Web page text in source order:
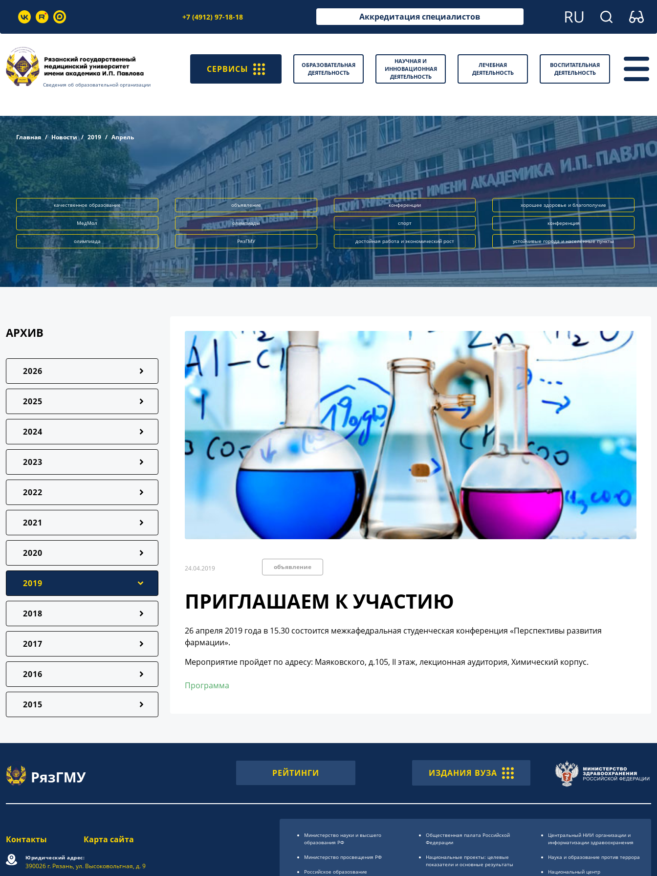
+7 (4912) 97-18-18 Аккредитация специалистов
Сведения об образовательной организации
СЕРВИСЫ
ОБРАЗОВАТЕЛЬНАЯ
ДЕЯТЕЛЬНОСТЬ
НАУЧНАЯ И
ИННОВАЦИОННАЯ
ДЕЯТЕЛЬНОСТЬ
ЛЕЧЕБНАЯ
ДЕЯТЕЛЬНОСТЬ
ВОСПИТАТЕЛЬНАЯ
ДЕЯТЕЛЬНОСТЬ
Главная Новости 2019 Апрель
качественное образование объявление конференции хорошее здоровье и благополучие
МедМол олимпиады спорт конференция
олимпиада РязГМУ достойная работа и экономический рост устойчивые города и населённые пункты
АРХИВ
2026
2025
2024
2023
2022
2021
2020
2019
2018
2017
2016
2015
24.04.2019 объявление
ПРИГЛАШАЕМ К УЧАСТИЮ
26 апреля 2019 года в 15.30 состоится межкафедральная студенческая конференция «Перспективы развития
фармации».
Мероприятие пройдет по адресу: Маяковского, д.105, II этаж, лекционная аудитория, Химический корпус.
Программа
РЕЙТИНГИ ИЗДАНИЯ ВУЗА
Контакты Карта сайта
Юридический адрес:
390026 г. Рязань, ул. Высоковольтная, д. 9
Министерство науки и высшего
образования РФ
Министерство просвещения РФ
Российское образоsвание
Общественная палата Российской
Федерации
Национальные проекты: целевые
показатели и основные результаты
Центральный НИИ организации и
информатизации здравоохранения
Наука и образование против террора
Национальный центр